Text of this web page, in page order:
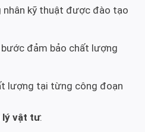
nhân kỹ thuật được đào tạo
đảm bảo chất lượng
lượng tại từng công đoạn
lý vật tư: